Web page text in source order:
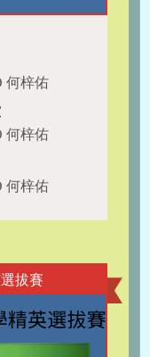
何梓佑
何梓佑
何梓佑
拔賽